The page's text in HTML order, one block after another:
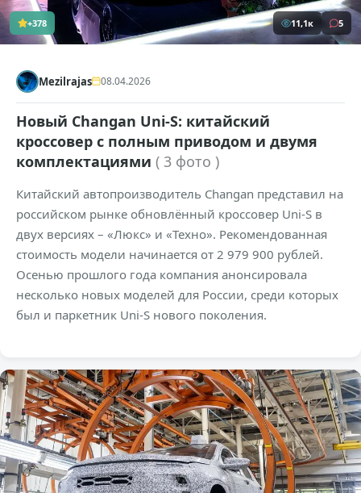
+378 11,1к 5
Mezilrajas 08.04.2026
Новый Changan Uni-S: китайский
кроссовер с полным приводом и двумя
комплектациями ( 3 фото )
Китайский автопроизводитель Changan представил на
российском рынке обновлённый кроссовер Uni-S в
двух версиях – «Люкс» и «Техно». Рекомендованная
стоимость модели начинается от 2 979 900 рублей.
Осенью прошлого года компания анонсировала
несколько новых моделей для России, среди которых
был и паркетник Uni-S нового поколения.